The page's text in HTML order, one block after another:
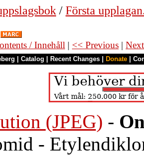
/ Första
/ Innehåll | << Previous |
Catalog Recent Changes Donate
(JPEG) -
-